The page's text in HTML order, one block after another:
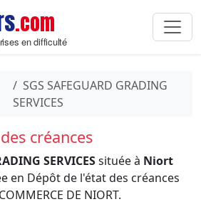
.com
en difficulté
SGS SAFEGUARD GRADING
SERVICES
créances
SERVICESsituée à Niort
en Dépôt de l'état des créances
DE NIORT.